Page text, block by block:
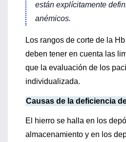
están explícitamente
anémicos.
Los rangos de corte de la
deben tener en cuenta las
que la evaluación de los
individualizada.
Causas de la deficiencia
El hierro se halla en los
almacenamiento y en los